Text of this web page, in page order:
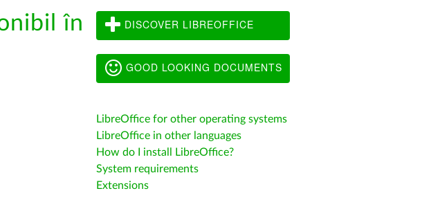
în
DISCOVER LIBREOFFICE
GOOD LOOKING DOCUMENTS
LibreOffice for other operating systems
LibreOffice in other languages
How do I install LibreOffice?
System requirements
Extensions